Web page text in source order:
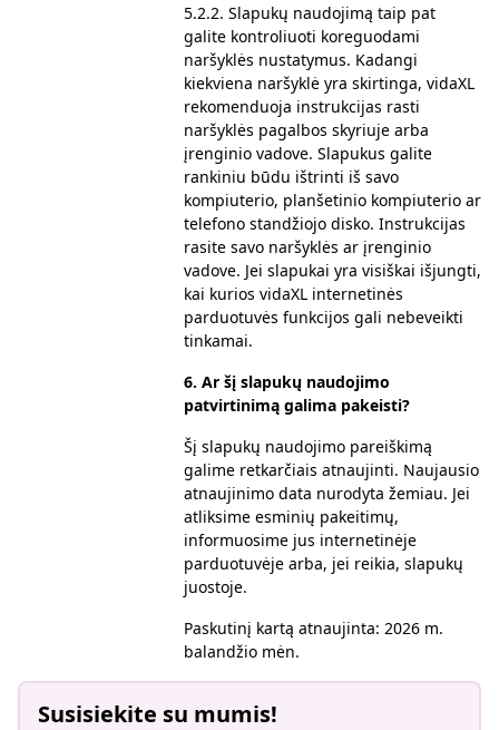
5.2.2. Slapukų naudojimą taip pat
galite kontroliuoti koreguodami
naršyklės nustatymus. Kadangi
kiekviena naršyklė yra skirtinga, vidaXL
rekomenduoja instrukcijas rasti
naršyklės pagalbos skyriuje arba
įrenginio vadove. Slapukus galite
rankiniu būdu ištrinti iš savo
kompiuterio, planšetinio kompiuterio ar
telefono standžiojo disko. Instrukcijas
rasite savo naršyklės ar įrenginio
vadove. Jei slapukai yra visiškai išjungti,
kai kurios vidaXL internetinės
parduotuvės funkcijos gali nebeveikti
tinkamai.
6. Ar šį slapukų naudojimo
patvirtinimą galima pakeisti?
Šį slapukų naudojimo pareiškimą
galime retkarčiais atnaujinti. Naujausio
atnaujinimo data nurodyta žemiau. Jei
atliksime esminių pakeitimų,
informuosime jus internetinėje
parduotuvėje arba, jei reikia, slapukų
juostoje.
Paskutinį kartą atnaujinta: 2026 m.
balandžio mėn.
Susisiekite su mumis!